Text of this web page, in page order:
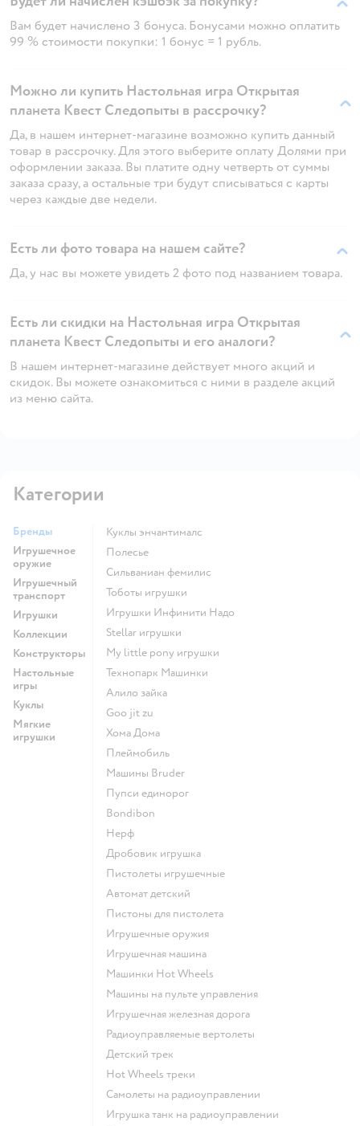
Вам будет начислено 3 бонуса. Бонусами можно оплатить
99 % стоимости покупки: 1 бонус = 1 рубль.
Можно ли купить Настольная игра Открытая
планета Квест Следопыты в рассрочку?
Да, в нашем интернет-магазине возможно купить данный
товар в рассрочку. Для этого выберите оплату Долями при
оформлении заказа. Вы платите одну четверть от суммы
заказа сразу, а остальные три будут списываться с карты
через каждые две недели.
Есть ли фото товара на нашем сайте?
Да, у нас вы можете увидеть 2 фото под названием товара.
Есть ли скидки на Настольная игра Открытая
планета Квест Следопыты и его аналоги?
В нашем интернет-магазине действует много акций и
скидок. Вы можете ознакомиться с ними в разделе акций
из меню сайта.
Категории
Бренды
Игрушечное
оружие
Игрушечный
транспорт
Игрушки
Коллекции
Конструкторы
Настольные
игры
Куклы
Мягкие
игрушки
Куклы энчантималс
Полесье
Сильваниан фемилис
Тоботы игрушки
Игрушки Инфинити Надо
Stellar игрушки
my little pony игрушки
Технопарк Машинки
Алило зайка
Goo jit zu
Хома Дома
Плеймобиль
Машины Bruder
Пупси единорог
Bondibon
Нерф
Дробовик игрушка
Пистолеты игрушечные
Автомат детский
Пистоны для пистолета
Игрушечные оружия
Игрушечная машина
Машинки Hot Wheels
Машины на пульте управления
Игрушечная железная дорога
Радиоуправляемые вертолеты
Детский трек
Hot Wheels треки
Самолеты на радиоуправлении
Игрушка танк на радиоуправлении